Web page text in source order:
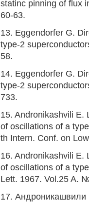
statinc pinning of flux
60-63.
13. Eggendorfer G.
type-2
58.
14. Eggendorfer G.
type-2
733.
15. Andronikashvili E.
of oscillations of a
th Intern. Conf. on
16. Andronikashvili E.
of oscillations of a
Lett. 1967. Vol.25 A.
17.